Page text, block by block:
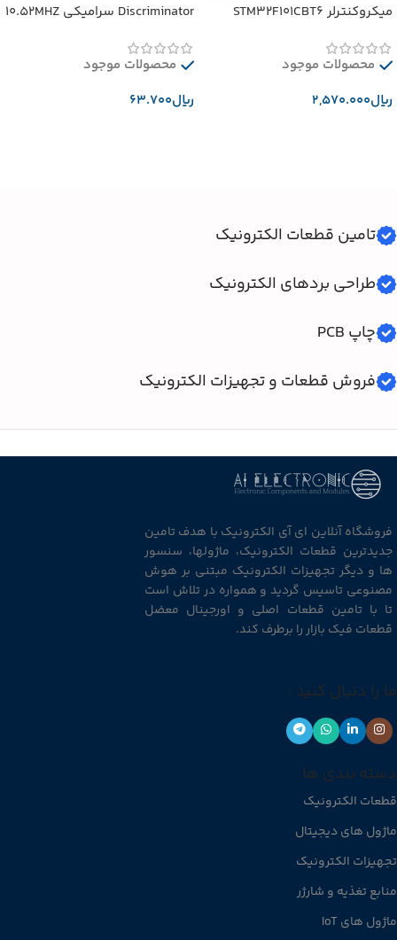
میکروکنترلر STM32F101CBT6
محصولات موجود
﷼
Discriminator سرامیکی 10.52MHZ
محصولات موجود
﷼
تامین قطعات الکترونیک
طراحی بردهای الکترونیک
چاپ PCB
فروش قطعات و تجهیزات الکترونیک
فروشگاه آنلاین ای آی الکترونیک با هدف تامین
جدیدترین قطعات الکترونیک، ماژولها، سنسور
ها و دیگر تجهیزات الکترونیک مبتنی بر هوش
مصنوعی تاسیس گردید و همواره در تلاش است
تا با تامین قطعات اصلی و اورجینال معضل
قطعات فیک بازار را برطرف کند.
ما را دنبال کنید :
دسته بندی ها
قطعات الکترونیک
ماژول های دیجیتال
تجهیزات الکترونیک
منابع تغذیه و شارژر
ماژول های IoT